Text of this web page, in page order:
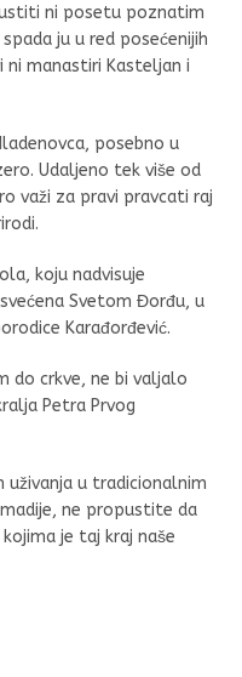
ni posetu poznatim
ju u red posećenijih
ni manastiri Kasteljan i
posebno u
Udaljeno tek više od
važi za pravi pravcati raj
koju nadvisuje
Svetom Đorđu, u
Karađorđević.
do crkve, ne bi valjalo
Petra Prvog
uživanja u tradicionalnim
ne propustite da
je taj kraj naše